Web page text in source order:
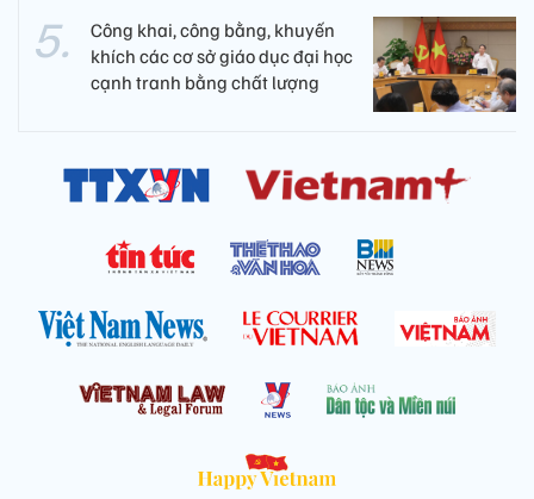
Công khai, công bằng, khuyến
khích các cơ sở giáo dục đại học
cạnh tranh bằng chất lượng​